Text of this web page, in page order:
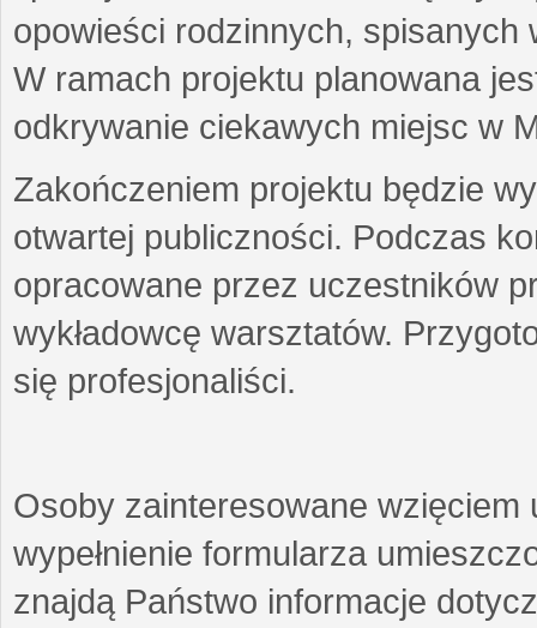
opowieści rodzinnych,
W ramach projektu planowana
odkrywanie ciekawych miejsc w
Zakończeniem projektu będzie
otwartej publiczności. Podczas
opracowane przez uczestników
wykładowcę warsztatów.
się profesjonaliści.
Osoby zainteresowane wzięciem
wypełnienie formularza
znajdą Państwo informacje